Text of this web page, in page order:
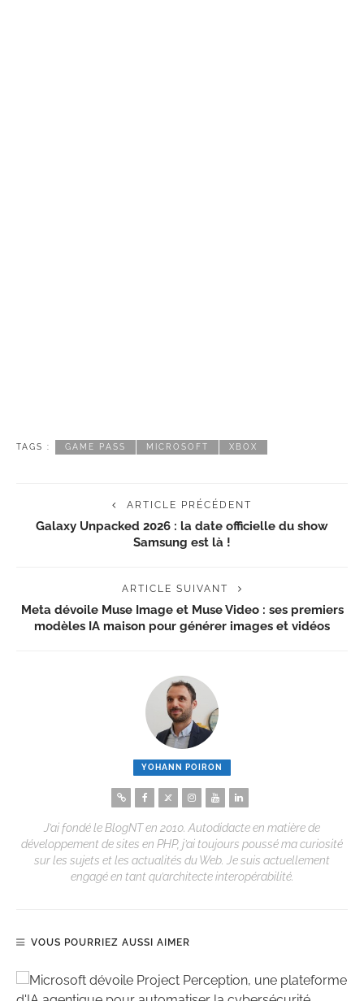
TAGS : GAME PASS MICROSOFT XBOX
ARTICLE PRÉCÉDENT
Galaxy Unpacked 2026 : la date officielle du show
Samsung est là !
ARTICLE SUIVANT
Meta dévoile Muse Image et Muse Video : ses premiers
modèles IA maison pour générer images et vidéos
YOHANN POIRON
J’ai fondé le BlogNT en 2010. Autodidacte en matière de
développement de sites en PHP, j’ai toujours poussé ma curiosité
sur les sujets et les actualités du Web. Je suis actuellement
engagé en tant qu’architecte interopérabilité.
VOUS POURRIEZ AUSSI AIMER